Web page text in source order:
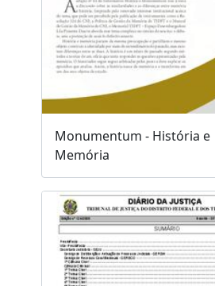
Monumentum - História e
Memória